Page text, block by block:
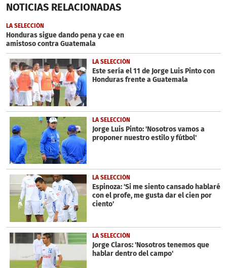
seconds
48
seconds
NOTICIAS RELACIONADAS
LA SELECCIÓN
Honduras sigue dando pena y cae en
amistoso contra Guatemala
LA SELECCIÓN
Este sería el 11 de Jorge Luis Pinto con
Honduras frente a Guatemala
LA SELECCIÓN
Jorge Luis Pinto: 'Nosotros vamos a
proponer nuestro estilo y fútbol'
LA SELECCIÓN
Espinoza: 'Si me siento cansado hablaré
con el profe, me gusta dar el cien por
ciento'
LA SELECCIÓN
Jorge Claros: 'Nosotros tenemos que
hablar dentro del campo'